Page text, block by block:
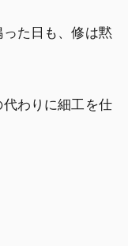
た日も、修は黙
わりに細工を仕